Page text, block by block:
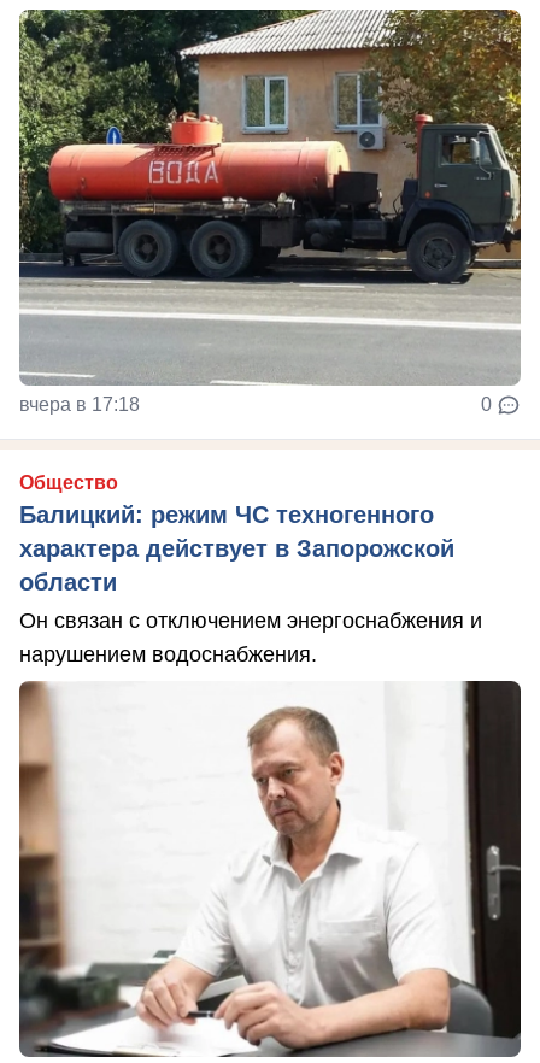
вчера в 17:18 0
Общество
Балицкий: режим ЧС техногенного
характера действует в Запорожской
области
Он связан с отключением энергоснабжения и
нарушением водоснабжения.